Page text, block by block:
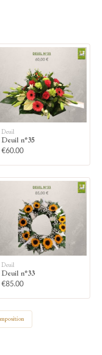
bougie
la famille en
une bougie.
Deuil
Deuil n°35
€60.00
Deuil
Deuil n°33
€85.00